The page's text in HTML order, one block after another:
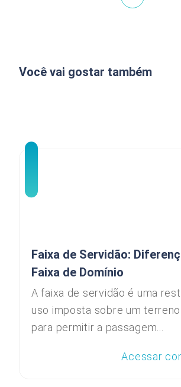
Você vai gostar também
Faixa de Servidão:
Faixa de Domínio
A faixa de servidão é uma
uso imposta sobre um
para permitir a passagem...
Acessar